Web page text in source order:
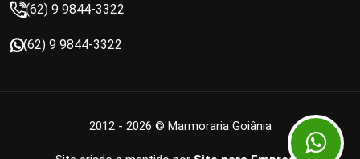
(62) 9 9844-3322
(62) 9 9844-3322
2012 - 2026 © Marmoraria Goiânia